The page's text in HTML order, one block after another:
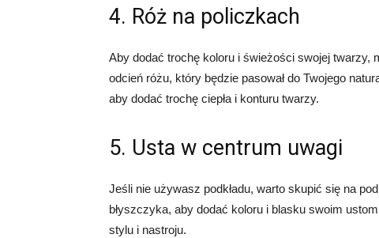
4. Róż na policzkach
Aby dodać trochę koloru i świeżości swojej
odcień różu, który będzie pasował do Twojego
aby dodać trochę ciepła i konturu twarzy.
5. Usta w centrum uwagi
Jeśli nie używasz podkładu, warto skupić się na
błyszczyka, aby dodać koloru i blasku swoim
stylu i nastroju.